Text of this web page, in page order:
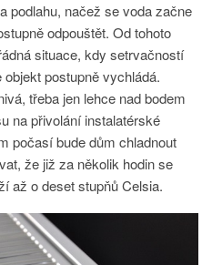
podlahu, načež se voda začne
odpouštět. Od tohoto
situace, kdy setrvačností
postupně vychládá.
třeba jen lehce nad bodem
na přivolání instalatérské
počasí bude dům chladnout
že již za několik hodin se
až o deset stupňů Celsia.